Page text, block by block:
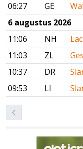
06:27
GE
6 augustus 2026
11:06
NH
11:03
ZL
10:37
DR
09:53
LI